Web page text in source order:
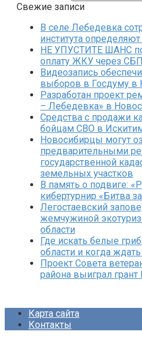
Свежие записи
В селе Лебедевка
института
НЕ УПУСТИТЕ ШАНС
оплату ЖКУ через
Видеозапись
выборов в Госдуму в
Разработан проект
– Лебедевка» в
Средства с продажи
бойцам СВО в
Новосибирцы могут
предварительными
государственной
земельных участков
В память о подвиге:
кибертурнир «Битва
Легостаевский
жемчужиной
области
Где искать белые
области и когда
Проект Совета
района выиграл
Карта сайта
Контакты